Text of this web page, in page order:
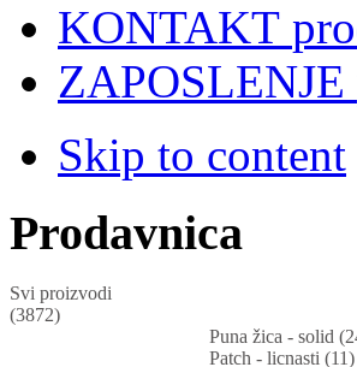
KONTAKT
ZAPOSLENJE
Skip to content
Prodavnica
Svi proizvodi
(3872)
Puna žica - solid
Patch - licnasti (11)